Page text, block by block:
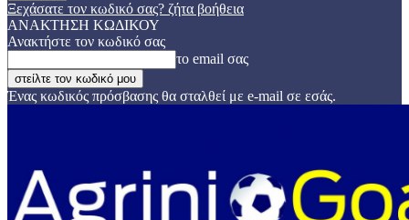
Ξεχάσατε τον κωδικό σας? ζήτα βοήθεια
ΑΝΑΚΤΗΣΗ ΚΩΔΙΚΟΥ
Ανακτήστε τον κωδικό σας
το email σας
Ένας κωδικός πρόσβασης θα σταλθεί με e-mail σε εσάς.